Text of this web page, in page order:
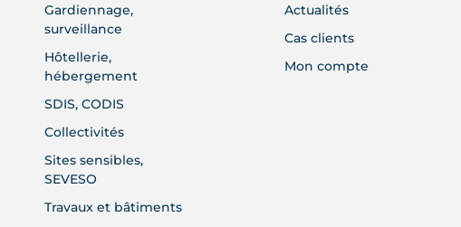
Gardiennage,
surveillance
Hôtellerie,
hébergement
SDIS, CODIS
Collectivités
Sites sensibles,
SEVESO
Travaux et bâtiments
Actualités
Cas clients
Mon compte